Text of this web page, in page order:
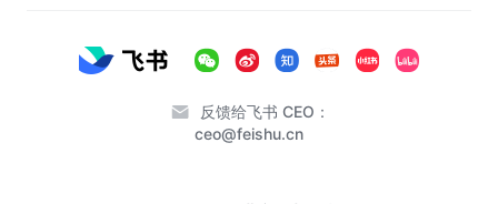
反馈给飞书 CEO：
ceo@feishu.cn